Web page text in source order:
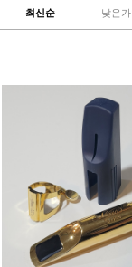
최신순 낮은